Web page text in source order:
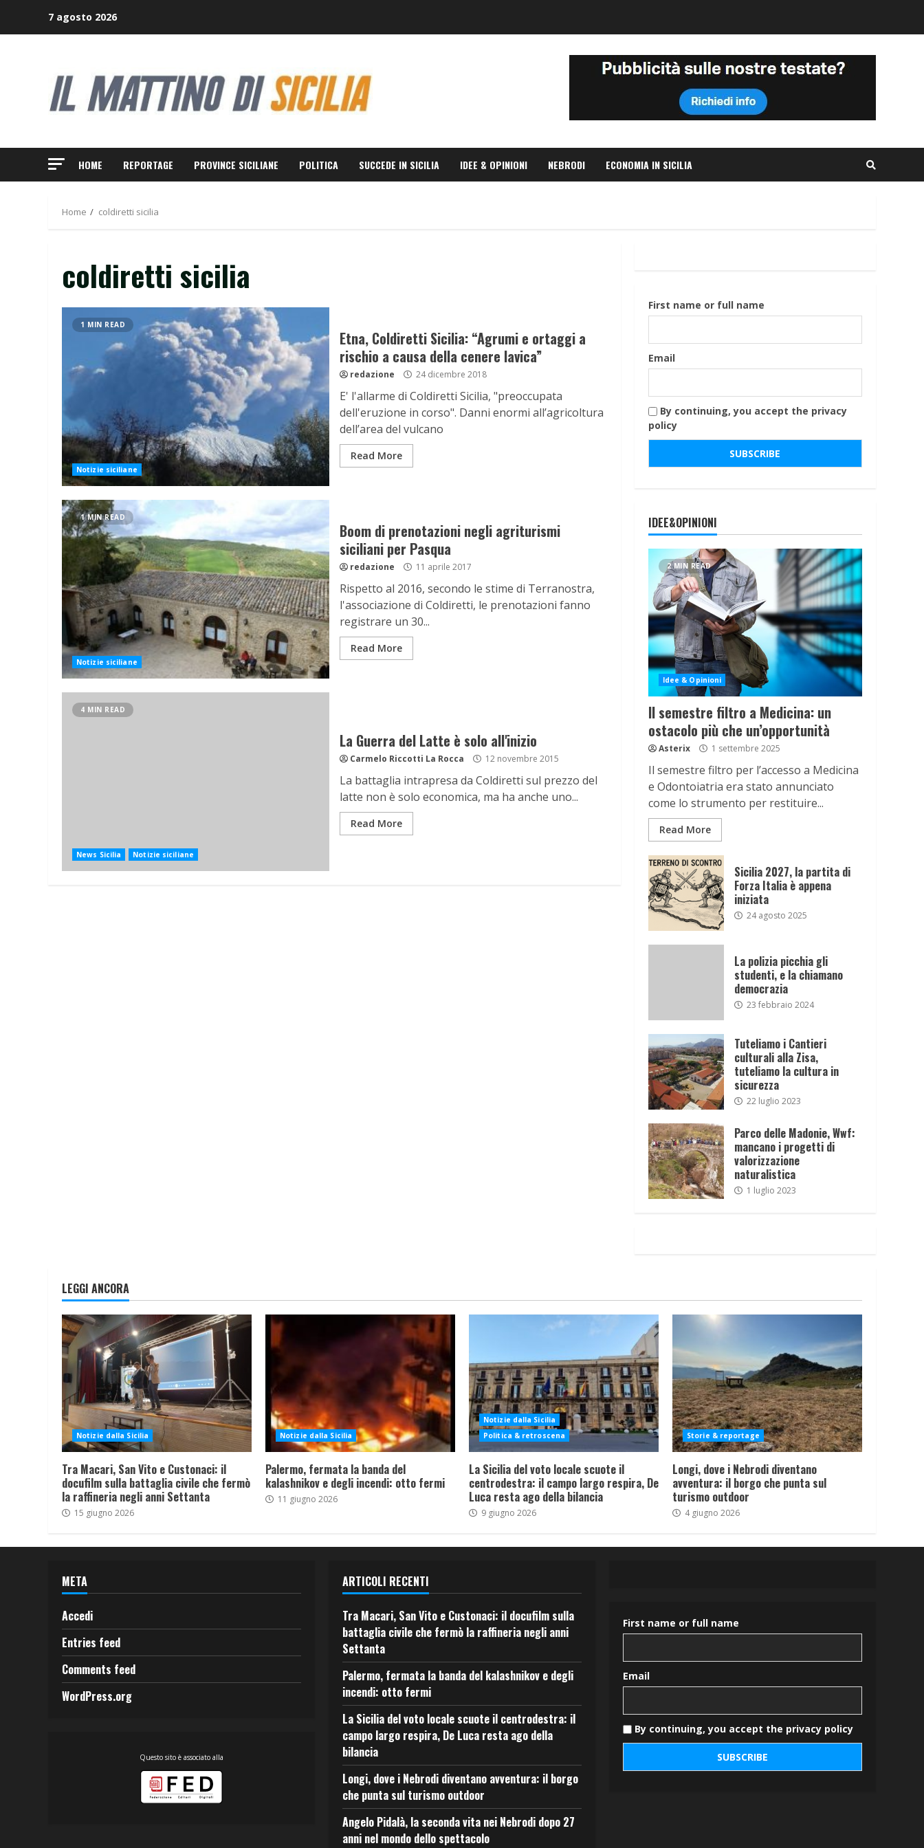
7 agosto 2026
HOME REPORTAGE PROVINCE SICILIANE POLITICA SUCCEDE IN SICILIA IDEE & OPINIONI NEBRODI ECONOMIA IN SICILIA
Home coldiretti sicilia
coldiretti sicilia
1 MIN READ
Notizie siciliane
Etna, Coldiretti Sicilia: “Agrumi e ortaggi a
rischio a causa della cenere lavica”
redazione 24 dicembre 2018
E' l'allarme di Coldiretti Sicilia, "preoccupata
dell'eruzione in corso". Danni enormi all’agricoltura
dell’area del vulcano
Read More
1 MIN READ
Notizie siciliane
Boom di prenotazioni negli agriturismi
siciliani per Pasqua
redazione 11 aprile 2017
Rispetto al 2016, secondo le stime di Terranostra,
l'associazione di Coldiretti, le prenotazioni fanno
registrare un 30...
Read More
4 MIN READ
News Sicilia Notizie siciliane
La Guerra del Latte è solo all'inizio
Carmelo Riccotti La Rocca 12 novembre 2015
La battaglia intrapresa da Coldiretti sul prezzo del
latte non è solo economica, ma ha anche uno...
Read More
First name or full name
Email
By continuing, you accept the privacy
policy
IDEE&OPINIONI
2 MIN READ
Idee & Opinioni
Il semestre filtro a Medicina: un
ostacolo più che un’opportunità
Asterix 1 settembre 2025
Il semestre filtro per l’accesso a Medicina
e Odontoiatria era stato annunciato
come lo strumento per restituire...
Read More
Sicilia 2027, la partita di
Forza Italia è appena
iniziata
24 agosto 2025
La polizia picchia gli
studenti, e la chiamano
democrazia
23 febbraio 2024
Tuteliamo i Cantieri
culturali alla Zisa,
tuteliamo la cultura in
sicurezza
22 luglio 2023
Parco delle Madonie, Wwf:
mancano i progetti di
valorizzazione
naturalistica
1 luglio 2023
LEGGI ANCORA
Notizie dalla Sicilia
Tra Macari, San Vito e Custonaci: il
docufilm sulla battaglia civile che fermò
la raffineria negli anni Settanta
15 giugno 2026
Notizie dalla Sicilia
Palermo, fermata la banda del
kalashnikov e degli incendi: otto fermi
11 giugno 2026
Notizie dalla Sicilia
Politica & retroscena
La Sicilia del voto locale scuote il
centrodestra: il campo largo respira, De
Luca resta ago della bilancia
9 giugno 2026
Storie & reportage
Longi, dove i Nebrodi diventano
avventura: il borgo che punta sul
turismo outdoor
4 giugno 2026
META
Accedi
Entries feed
Comments feed
WordPress.org
Questo sito è associato alla
ARTICOLI RECENTI
Tra Macari, San Vito e Custonaci: il docufilm sulla
battaglia civile che fermò la raffineria negli anni
Settanta
Palermo, fermata la banda del kalashnikov e degli
incendi: otto fermi
La Sicilia del voto locale scuote il centrodestra: il
campo largo respira, De Luca resta ago della
bilancia
Longi, dove i Nebrodi diventano avventura: il borgo
che punta sul turismo outdoor
Angelo Pidalà, la seconda vita nei Nebrodi dopo 27
anni nel mondo dello spettacolo
First name or full name
Email
By continuing, you accept the privacy policy